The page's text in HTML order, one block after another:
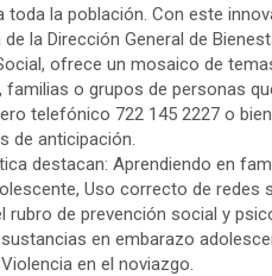
toda la población. Con este
de la Dirección General de
ofrece un mosaico de
familias o grupos de personas
telefónico 722 145 2227 o
de anticipación.
destacan: Aprendiendo en
Uso correcto de redes
rubro de prevención social y
en embarazo
en el noviazgo.